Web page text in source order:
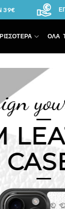
39€
ΟΛΑ